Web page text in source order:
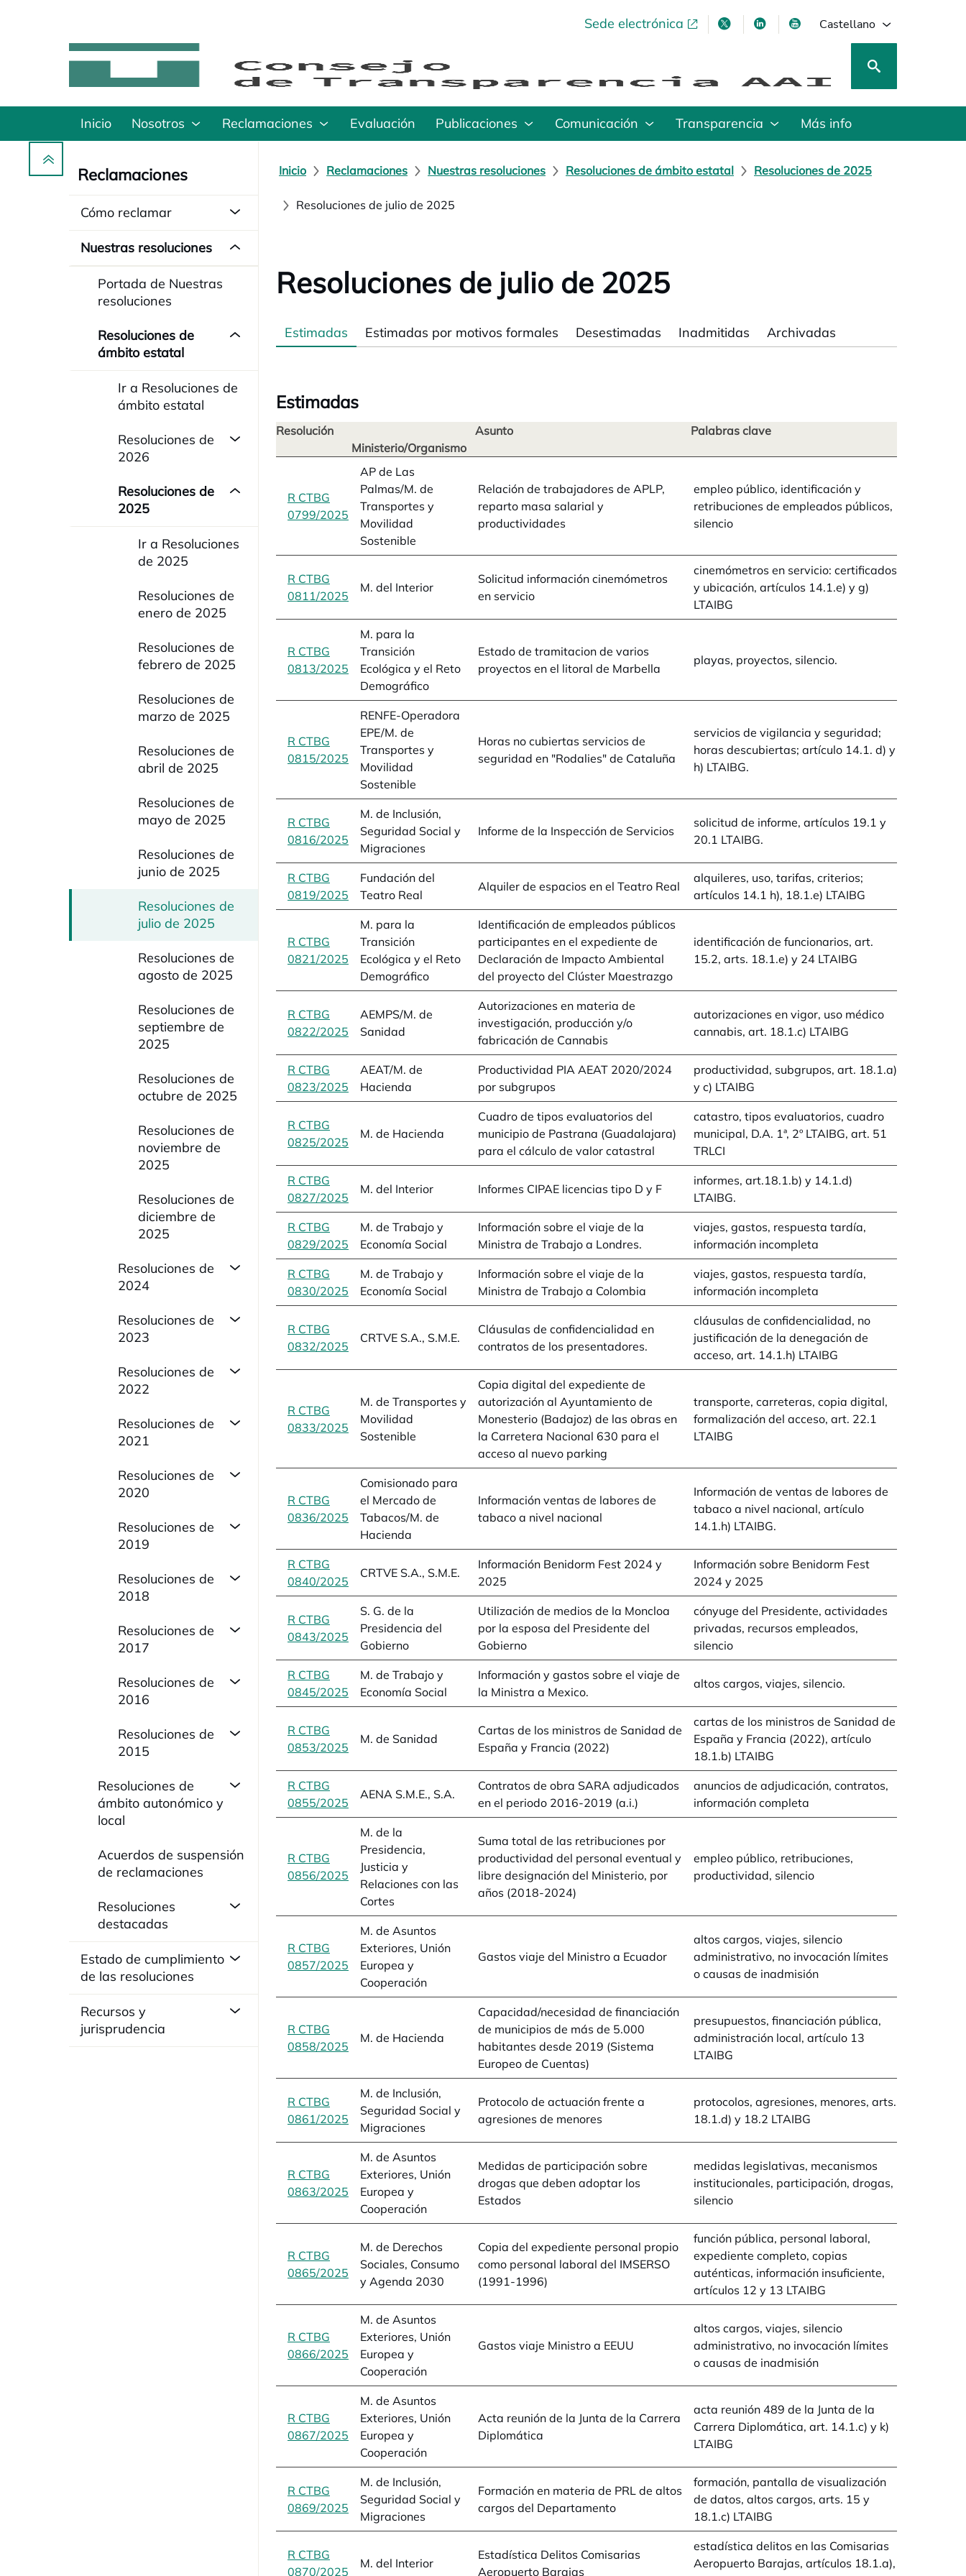
Sede electrónicase abre en una pestaña nueva
se abre en una pestaña nueva
se abre en una pestaña nueva
se abre en una pestaña
Castellano
Inicio Nosotros Reclamaciones Evaluación Publicaciones Comunicación Transparencia Más info
Reclamaciones
Cómo reclamar
Nuestras resoluciones
Portada de Nuestras
resoluciones
Resoluciones de
ámbito estatal
Ir a Resoluciones de
ámbito estatal
Resoluciones de
2026
Resoluciones de
2025
Ir a Resoluciones
de 2025
Resoluciones de
enero de 2025
Resoluciones de
febrero de 2025
Resoluciones de
marzo de 2025
Resoluciones de
abril de 2025
Resoluciones de
mayo de 2025
Resoluciones de
junio de 2025
Resoluciones de
julio de 2025
Resoluciones de
agosto de 2025
Resoluciones de
septiembre de
2025
Resoluciones de
octubre de 2025
Resoluciones de
noviembre de
2025
Resoluciones de
diciembre de
2025
Resoluciones de
2024
Resoluciones de
2023
Resoluciones de
2022
Resoluciones de
2021
Resoluciones de
2020
Resoluciones de
2019
Resoluciones de
2018
Resoluciones de
2017
Resoluciones de
2016
Resoluciones de
2015
Resoluciones de
ámbito autonómico y
local
Acuerdos de suspensión
de reclamaciones
Resoluciones
destacadas
Estado de cumplimiento
de las resoluciones
Recursos y
jurisprudencia
Inicio Reclamaciones Nuestras resoluciones Resoluciones de ámbito estatal Resoluciones de 2025
Resoluciones de julio de 2025
Resoluciones de julio de 2025
Estimadas Estimadas por motivos formales Desestimadas Inadmitidas Archivadas
Estimadas
Resolución
Ministerio/Organismo
Asunto Palabras clave
R CTBG
0799/2025 se abre en una pestaña nueva
AP de Las
Palmas/M. de
Transportes y
Movilidad
Sostenible
Relación de trabajadores de APLP,
reparto masa salarial y
productividades
empleo público, identificación y
retribuciones de empleados públicos,
silencio
R CTBG
0811/2025 se abre en una pestaña nueva
M. del Interior
Solicitud información cinemómetros
en servicio
cinemómetros en servicio: certificados
y ubicación, artículos 14.1.e) y g)
LTAIBG
R CTBG
0813/2025 se abre en una pestaña nueva
M. para la
Transición
Ecológica y el Reto
Demográfico
Estado de tramitacion de varios
proyectos en el litoral de Marbella
playas, proyectos, silencio.
R CTBG
0815/2025 se abre en una pestaña nueva
RENFE-Operadora
EPE/M. de
Transportes y
Movilidad
Sostenible
Horas no cubiertas servicios de
seguridad en "Rodalies" de Cataluña
servicios de vigilancia y seguridad;
horas descubiertas; artículo 14.1. d) y
h) LTAIBG.
R CTBG
0816/2025 se abre en una pestaña nueva
M. de Inclusión,
Seguridad Social y
Migraciones
Informe de la Inspección de Servicios
solicitud de informe, artículos 19.1 y
20.1 LTAIBG.
R CTBG
0819/2025 se abre en una pestaña nueva
Fundación del
Teatro Real
Alquiler de espacios en el Teatro Real
alquileres, uso, tarifas, criterios;
artículos 14.1 h), 18.1.e) LTAIBG
R CTBG
0821/2025 se abre en una pestaña nueva
M. para la
Transición
Ecológica y el Reto
Demográfico
Identificación de empleados públicos
participantes en el expediente de
Declaración de Impacto Ambiental
del proyecto del Clúster Maestrazgo
identificación de funcionarios, art.
15.2, arts. 18.1.e) y 24 LTAIBG
R CTBG
0822/2025 se abre en una pestaña nueva
AEMPS/M. de
Sanidad
Autorizaciones en materia de
investigación, producción y/o
fabricación de Cannabis
autorizaciones en vigor, uso médico
cannabis, art. 18.1.c) LTAIBG
R CTBG
0823/2025 se abre en una pestaña nueva
AEAT/M. de
Hacienda
Productividad PIA AEAT 2020/2024
por subgrupos
productividad, subgrupos, art. 18.1.a)
y c) LTAIBG
R CTBG
0825/2025 se abre en una pestaña nueva
M. de Hacienda
Cuadro de tipos evaluatorios del
municipio de Pastrana (Guadalajara)
para el cálculo de valor catastral
catastro, tipos evaluatorios, cuadro
municipal, D.A. 1ª, 2º LTAIBG, art. 51
TRLCI
R CTBG
0827/2025 se abre en una pestaña nueva
M. del Interior Informes CIPAE licencias tipo D y F
informes, art.18.1.b) y 14.1.d)
LTAIBG.
R CTBG
0829/2025 se abre en una pestaña nueva
M. de Trabajo y
Economía Social
Información sobre el viaje de la
Ministra de Trabajo a Londres.
viajes, gastos, respuesta tardía,
información incompleta
R CTBG
0830/2025 se abre en una pestaña nueva
M. de Trabajo y
Economía Social
Información sobre el viaje de la
Ministra de Trabajo a Colombia
viajes, gastos, respuesta tardía,
información incompleta
R CTBG
0832/2025 se abre en una pestaña nueva
CRTVE S.A., S.M.E.
Cláusulas de confidencialidad en
contratos de los presentadores.
cláusulas de confidencialidad, no
justificación de la denegación de
acceso, art. 14.1.h) LTAIBG
R CTBG
0833/2025 se abre en una pestaña nueva
M. de Transportes y
Movilidad
Sostenible
Copia digital del expediente de
autorización al Ayuntamiento de
Monesterio (Badajoz) de las obras en
la Carretera Nacional 630 para el
acceso al nuevo parking
transporte, carreteras, copia digital,
formalización del acceso, art. 22.1
LTAIBG
R CTBG
0836/2025 se abre en una pestaña nueva
Comisionado para
el Mercado de
Tabacos/M. de
Hacienda
Información ventas de labores de
tabaco a nivel nacional
Información de ventas de labores de
tabaco a nivel nacional, artículo
14.1.h) LTAIBG.
R CTBG
0840/2025 se abre en una pestaña nueva
CRTVE S.A., S.M.E.
Información Benidorm Fest 2024 y
2025
Información sobre Benidorm Fest
2024 y 2025
R CTBG
0843/2025 se abre en una pestaña nueva
S. G. de la
Presidencia del
Gobierno
Utilización de medios de la Moncloa
por la esposa del Presidente del
Gobierno
cónyuge del Presidente, actividades
privadas, recursos empleados,
silencio
R CTBG
0845/2025 se abre en una pestaña nueva
M. de Trabajo y
Economía Social
Información y gastos sobre el viaje de
la Ministra a Mexico.
altos cargos, viajes, silencio.
R CTBG
0853/2025 se abre en una pestaña nueva
M. de Sanidad
Cartas de los ministros de Sanidad de
España y Francia (2022)
cartas de los ministros de Sanidad de
España y Francia (2022), artículo
18.1.b) LTAIBG
R CTBG
0855/2025 se abre en una pestaña nueva
AENA S.M.E., S.A.
Contratos de obra SARA adjudicados
en el periodo 2016-2019 (a.i.)
anuncios de adjudicación, contratos,
información completa
R CTBG
0856/2025 se abre en una pestaña nueva
M. de la
Presidencia,
Justicia y
Relaciones con las
Cortes
Suma total de las retribuciones por
productividad del personal eventual y
libre designación del Ministerio, por
años (2018-2024)
empleo público, retribuciones,
productividad, silencio
R CTBG
0857/2025 se abre en una pestaña nueva
M. de Asuntos
Exteriores, Unión
Europea y
Cooperación
Gastos viaje del Ministro a Ecuador
altos cargos, viajes, silencio
administrativo, no invocación límites
o causas de inadmisión
R CTBG
0858/2025 se abre en una pestaña nueva
M. de Hacienda
Capacidad/necesidad de financiación
de municipios de más de 5.000
habitantes desde 2019 (Sistema
Europeo de Cuentas)
presupuestos, financiación pública,
administración local, artículo 13
LTAIBG
R CTBG
0861/2025 se abre en una pestaña nueva
M. de Inclusión,
Seguridad Social y
Migraciones
Protocolo de actuación frente a
agresiones de menores
protocolos, agresiones, menores, arts.
18.1.d) y 18.2 LTAIBG
R CTBG
0863/2025 se abre en una pestaña nueva
M. de Asuntos
Exteriores, Unión
Europea y
Cooperación
Medidas de participación sobre
drogas que deben adoptar los
Estados
medidas legislativas, mecanismos
institucionales, participación, drogas,
silencio
R CTBG
0865/2025 se abre en una pestaña nueva
M. de Derechos
Sociales, Consumo
y Agenda 2030
Copia del expediente personal propio
como personal laboral del IMSERSO
(1991-1996)
función pública, personal laboral,
expediente completo, copias
auténticas, información insuficiente,
artículos 12 y 13 LTAIBG
R CTBG
0866/2025 se abre en una pestaña nueva
M. de Asuntos
Exteriores, Unión
Europea y
Cooperación
Gastos viaje Ministro a EEUU
altos cargos, viajes, silencio
administrativo, no invocación límites
o causas de inadmisión
R CTBG
0867/2025 se abre en una pestaña nueva
M. de Asuntos
Exteriores, Unión
Europea y
Cooperación
Acta reunión de la Junta de la Carrera
Diplomática
acta reunión 489 de la Junta de la
Carrera Diplomática, art. 14.1.c) y k)
LTAIBG
R CTBG
0869/2025 se abre en una pestaña nueva
M. de Inclusión,
Seguridad Social y
Migraciones
Formación en materia de PRL de altos
cargos del Departamento
formación, pantalla de visualización
de datos, altos cargos, arts. 15 y
18.1.c) LTAIBG
R CTBG
0870/2025 se abre en una pestaña nueva
M. del Interior
Estadística Delitos Comisarias
Aeropuerto Barajas
estadística delitos en las Comisarias
Aeropuerto Barajas, artículos 18.1.a),